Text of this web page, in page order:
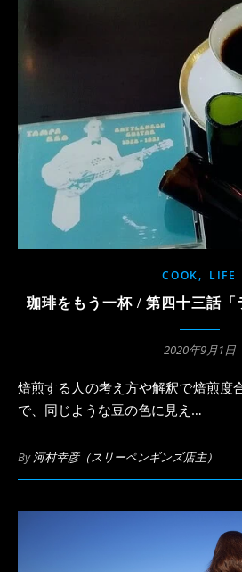
COOK, LIFE
珈琲をもう一杯 / 第四十三話「
2020年9月1日
焙煎する人の考え方や解釈で焙煎度合いの表現も異なるよう
で、同じような豆の色に見え…
By河村幸彦（スリーペンギンズ店主）